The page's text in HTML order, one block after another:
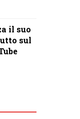
il suo
sul